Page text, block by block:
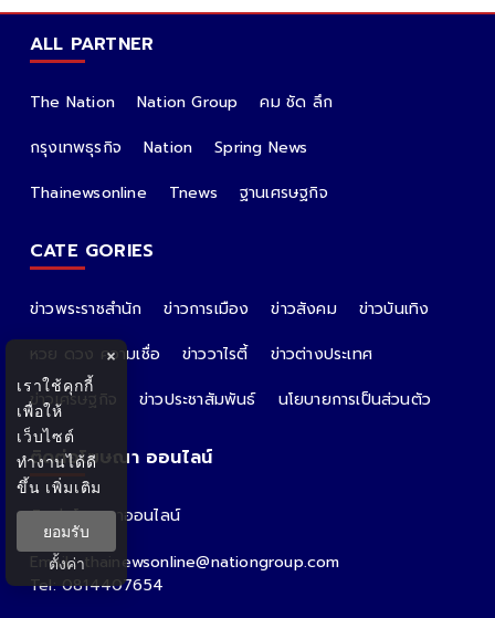
ALL PARTNER
The Nation Nation Group
คม ชัด ลึก
กรุงเทพธุรกิจ
Nation
Spring News
Thainewsonline
Tnews ฐานเศรษฐกิจ
CATE GORIES
ข่าวพระราชสำนัก ข่าวการเมือง ข่าวสังคม
ข่าวบันเทิง
หวย ดวง ความเชื่อ
ข่าววาไรตี้
ข่าวต่างประเทศ
ข่าวเศรษฐกิจ
ข่าวประชาสัมพันธ์ นโยบายการเป็นส่วนตัว
ติดต่อโฆษณา ออนไลน์
ติดต่อโฆษณาออนไลน์
คุณอ้อ
Email : thainewsonline@nationgroup.com
Tel: 0814407654
×
เราใช้คุกกี้
เพื่อให้
เว็บไซต์
ทำงานได้ดี
ขึ้น เพิ่มเติม
ยอมรับ
ตั้งค่า